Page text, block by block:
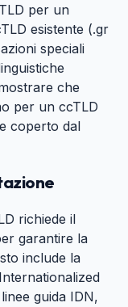
per un
esistente (.gr
speciali
che
per un ccTLD
coperto dal
richiede il
garantire la
include la
guida IDN,